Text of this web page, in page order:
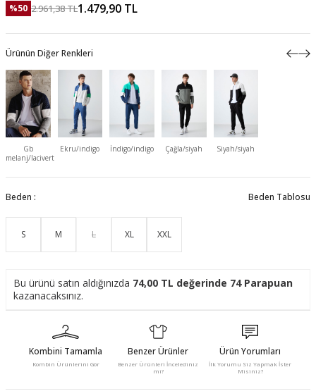
%50 2.961,38TL1.479,90 TL
Ürünün Diğer Renkleri
Gb
melanj/lacivert
Ekru/indigo İndigo/indigo Çağla/siyah Siyah/siyah
Beden : Beden Tablosu
S M L XL XXL
Bu ürünü satın aldığınızda 74,00 TL değerinde 74Parapuan
kazanacaksınız.
Kombini Tamamla
Kombin Ürünlerini Gör
Benzer Ürünler
Benzer Ürünleri İncelediniz
mi?
Ürün Yorumları
İlk Yorumu Siz Yapmak İster
Misiniz?